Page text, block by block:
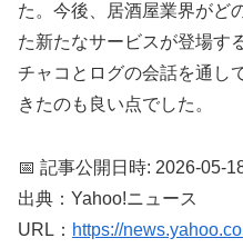
た。今後、居酒屋業界がど
た新たなサービスが登場す
チャコとログの会話を通し
きたのも良い点でした。
📅 記事公開日時: 2026-05-
出典：Yahoo!ニュース
URL： https://